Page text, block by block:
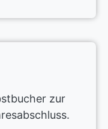
zur